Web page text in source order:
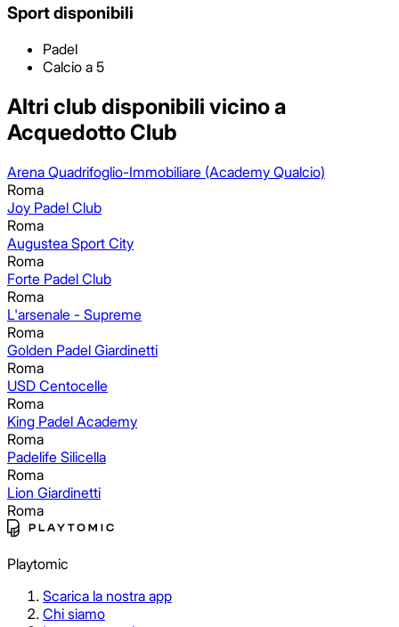
Sport disponibili
Padel
Calcio a 5
Altri club disponibili vicino a
Acquedotto Club
Arena Quadrifoglio-Immobiliare (Academy Qualcio)
Roma
Joy Padel Club
Roma
Augustea Sport City
Roma
Forte Padel Club
Roma
L'arsenale - Supreme
Roma
Golden Padel Giardinetti
Roma
USD Centocelle
Roma
King Padel Academy
Roma
Padelife Silicella
Roma
Lion Giardinetti
Roma
Playtomic
Scarica la nostra app
Chi siamo